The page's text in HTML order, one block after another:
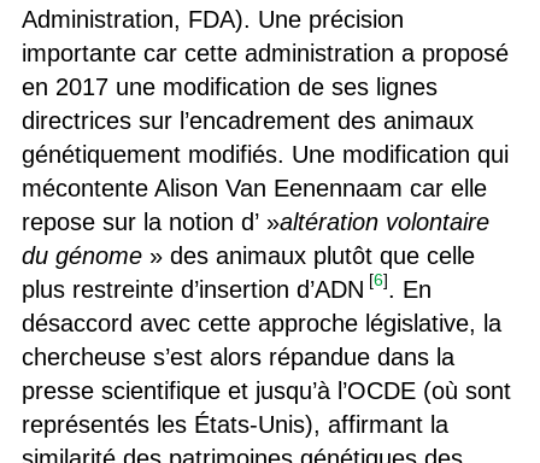
Administration, FDA). Une précision
importante car cette administration a proposé
en 2017 une modification de ses lignes
directrices sur l’encadrement des animaux
génétiquement modifiés. Une modification qui
mécontente Alison Van Eenennaam car elle
repose sur la notion d’ »altération volontaire
du génome» des animaux plutôt que celle
plus restreinte d’insertion d’ADN [6]. En
désaccord avec cette approche législative, la
chercheuse s’est alors répandue dans la
presse scientifique et jusqu’à l’OCDE (où sont
représentés les États-Unis), affirmant la